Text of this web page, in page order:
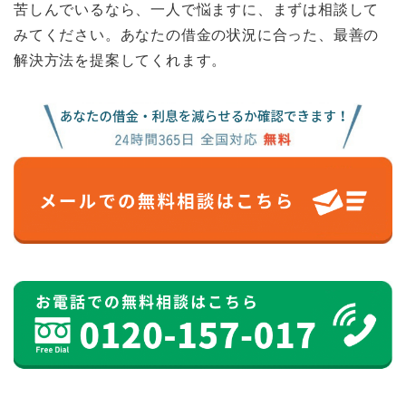
苦しんでいるなら、一人で悩ますに、まずは相談して
みてください。あなたの借金の状況に合った、最善の
解決方法を提案してくれます。